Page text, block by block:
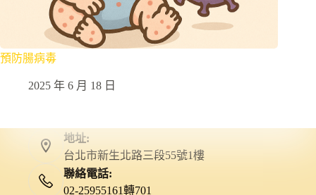
預防腸病毒
2025 年 6 月 18 日
地址:
台北市新生北路三段55號1樓
聯絡電話:
02-25955161轉701